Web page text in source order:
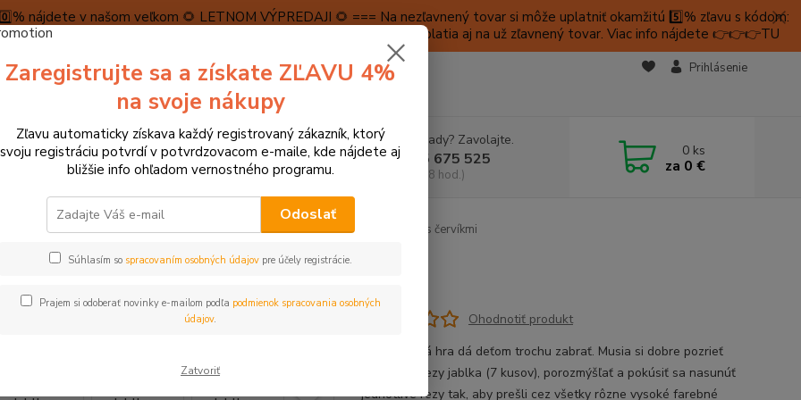
nájdete v našom veľkom 🌻 LETNOM VÝPREDAJI 🌻 === Na nezľavnený tovar si môže uplatniť okamžitú 5️⃣% zľavu s kódom:
máme teraz pripravené špeciálne zľavy až do výšky 1️⃣5️⃣% , ktoré platia aj na už zľavnený tovar. Viac info nájdete 👉👉👉TU
A PLATBA RECENZIE 👉VRÁTENIE TOVARU👈
KONTAKTY
Prihlásenie
Hľadať
Neviete si rady? Zavolajte.
+421 905 675 525
(Po-Pia, 9-18 hod.)
0 ks
za 0 €
Stolové hry, hlavolamy Hlavolamy, labyrinty Small Foot Skladačka Jablko s červíkmi
Foot Skladačka Jablko s červíkmi
Ohodnotiť produkt
Táto logická hra dá deťom trochu zabrať. Musia si dobre pozrieť
jednotlivé rezy jablka (7 kusov), porozmýšľať a pokúsiť sa nasunúť
jednotlivé rezy tak, aby prešli cez všetky rôzne vysoké farebné
Zaregistrujte sa a získate ZĽAVU 4%
na svoje nákupy
Zľavu automaticky získava každý registrovaný zákazník, ktorý
svoju registráciu potvrdí v potvrdzovacom e-maile, kde nájdete aj
bližšie info ohľadom vernostného programu.
Odoslať
Súhlasím so spracovaním osobných údajovpre účely registrácie.
Prajem si odoberať novinky e-mailom podľa podmienok spracovania osobných
údajov.
Zatvoriť